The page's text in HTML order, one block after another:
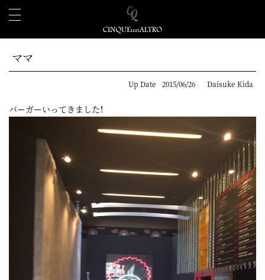
ママ
Up Date 2015/06/26 Daisuke Kida
バーガーいってきました！